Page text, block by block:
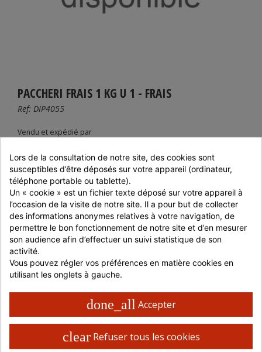
PACCHERI FRAIS 1 KG U 1 - FRAIS
Ref: DIP4055
Vendu et expédié par
Prévenez-moi lorsque le produit est disponible
0,00 €
Connectez-vous pour ajouter au panier
JE ME CONNECTE
JE M'INSCRIS
Lors de la consultation de notre site, des cookies sont
susceptibles d’être déposés sur votre appareil (ordinateur,
téléphone portable ou tablette).
Un « cookie » est un fichier texte déposé sur votre appareil à
l’occasion de la visite de notre site. Il a pour but de collecter
des informations anonymes relatives à votre navigation, de
permettre le bon fonctionnement de notre site et d’en mesurer
son audience afin d’effectuer un suivi statistique de son
activité.
Vous pouvez régler vos préférences en matière cookies en
utilisant les onglets à gauche.
done_all Accepter
clear Refuser tous les cookies